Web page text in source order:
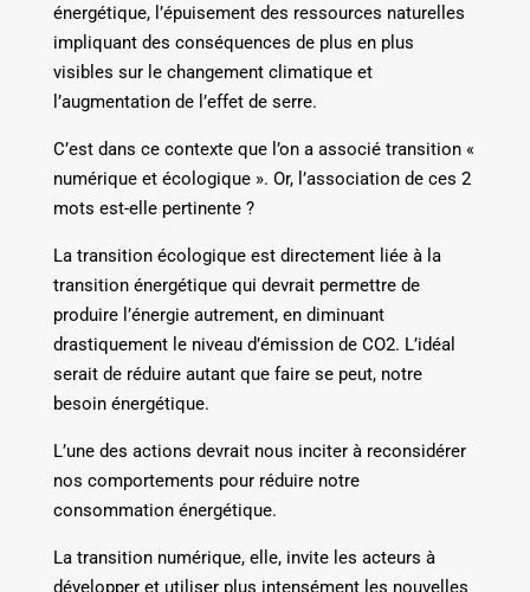
énergétique, l’épuisement des ressources naturelles
impliquant des conséquences de plus en plus
visibles sur le changement climatique et
l’augmentation de l’effet de serre.
C’est dans ce contexte que l’on a associé transition «
numérique et écologique ». Or, l’association de ces 2
mots est-elle pertinente ?
La transition écologique est directement liée à la
transition énergétique qui devrait permettre de
produire l’énergie autrement, en diminuant
drastiquement le niveau d’émission de CO2. L’idéal
serait de réduire autant que faire se peut, notre
besoin énergétique.
L’une des actions devrait nous inciter à reconsidérer
nos comportements pour réduire notre
consommation énergétique.
La transition numérique, elle, invite les acteurs à
développer et utiliser plus intensément les nouvelles